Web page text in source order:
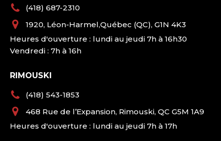
(418) 687-2310
1920, Léon-Harmel,Québec (QC), G1N 4K3
Heures d'ouverture : lundi au jeudi 7h à 16h30
Vendredi : 7h à 16h
RIMOUSKI
(418) 543-1853
468 Rue de l’Expansion, Rimouski, QC G5M 1A9
Heures d'ouverture : lundi au jeudi 7h à 17h